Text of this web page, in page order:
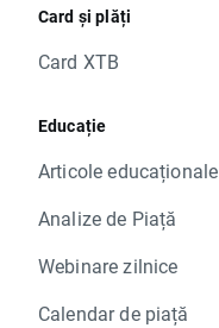
Card și plăți
Card XTB
Educație
Articole educaționale
Analize de Piață
Webinare zilnice
Calendar de piață